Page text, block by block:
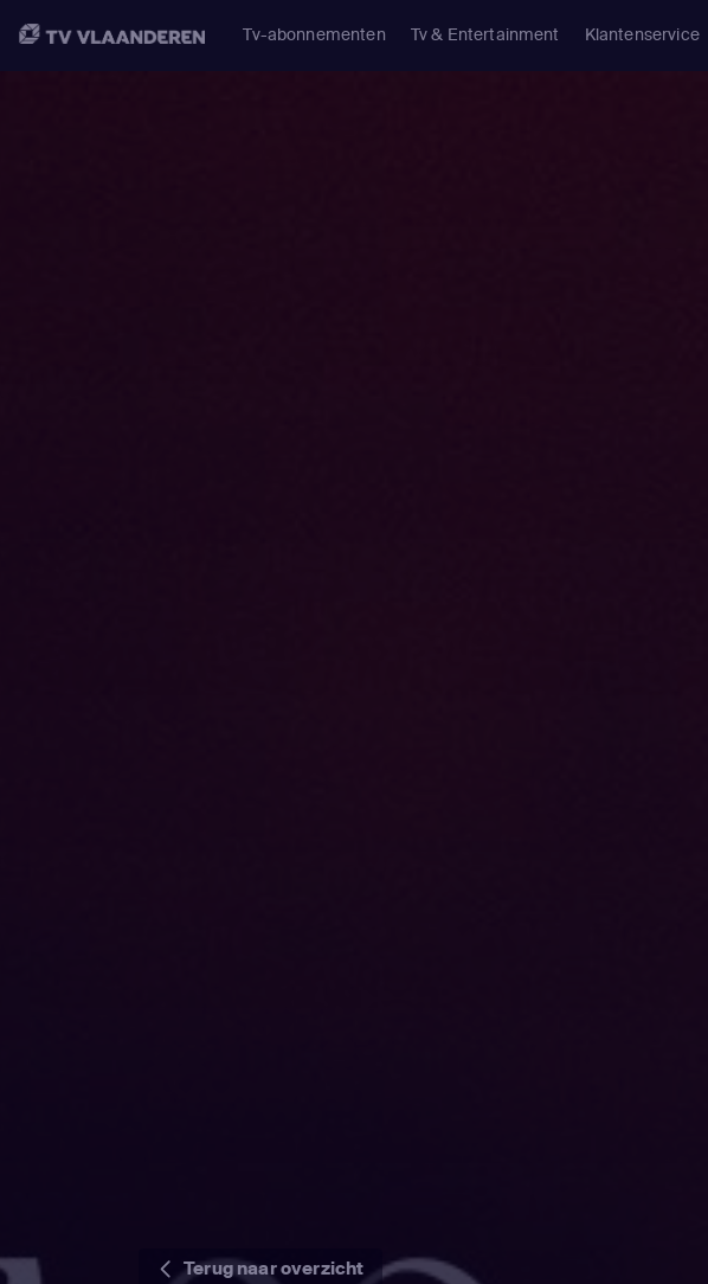
Tv-abonnementen Tv & Entertainment Klantenservice
Terug naar overzicht